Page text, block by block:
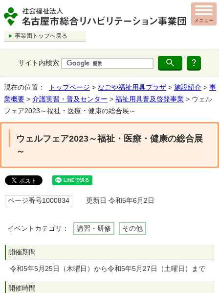
事業団トップへ戻る
サイト内検索
メニュー
現在の位置： トップページ > なごや福祉用具プラザ > 施設紹介 > 事
業概要 > 介護実習・普及センター > 福祉用具普及啓発事業 > ウェル
フェア2023～福祉・医療・健康の総合展～
ウェルフェア2023～福祉・医療・健康の総合展
～
ページ番号1000834 更新日 令和5年6月2日
イベントカテゴリ： 講習・研修 その他
開催期間
令和5年5月25日（木曜日）から令和5年5月27日（土曜日）まで
開催時間